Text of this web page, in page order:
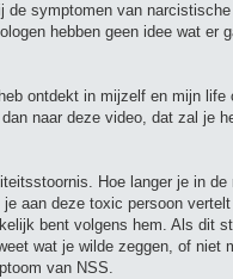
symptomen van
hebben geen idee wat er
ontdekt in mijzelf en mijn
naar deze video, dat zal je
Hoe langer je in
aan deze toxic persoon
bent volgens hem. Als dit
wat je wilde zeggen, of
van NSS.